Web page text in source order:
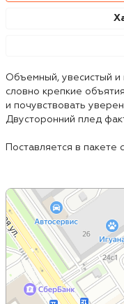
Объемный, увесистый
словно крепкие
и почувствовать
Двусторонний плед
Поставляется в пакете